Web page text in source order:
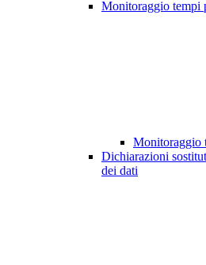
Monitoraggio tempi
Monitoraggio
Dichiarazioni
dei dati